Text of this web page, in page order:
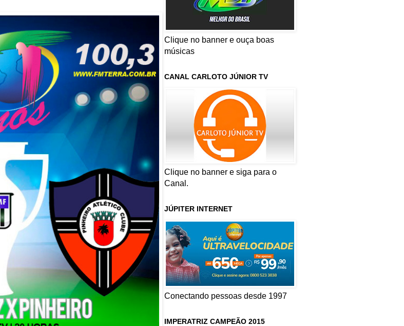
Clique no banner e ouça boas
músicas
CANAL CARLOTO JÚNIOR TV
Clique no banner e siga para o
Canal.
JÚPITER INTERNET
Conectando pessoas desde 1997
IMPERATRIZ CAMPEÃO 2015